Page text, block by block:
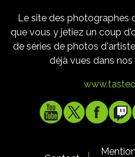
Le site des photographes
que vous y jetiez un coup
de séries de photos
déjà vues dans